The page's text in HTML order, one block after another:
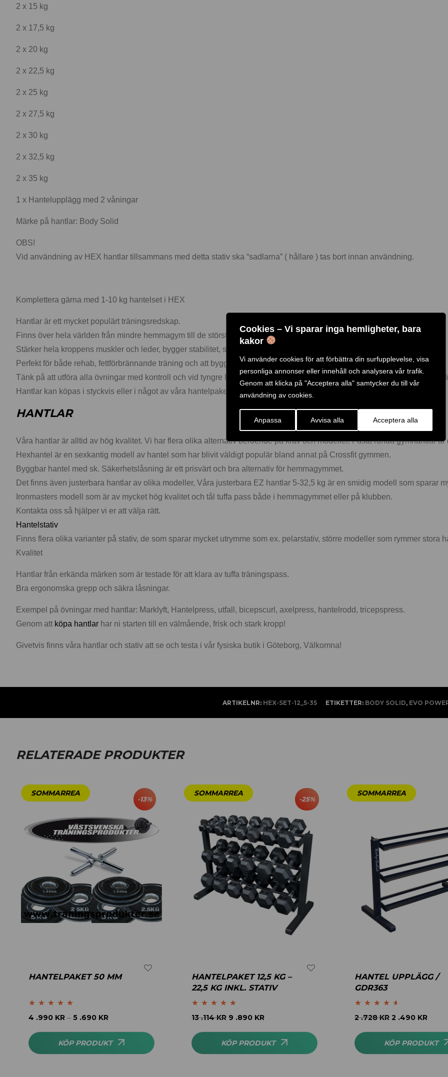
Cookies – Vi sparar inga hemligheter, bara
kakor
Vi använder cookies för att förbättra din surfupplevelse, visa
personliga annonser eller innehåll och analysera vår trafik.
Genom att klicka på "Acceptera alla" samtycker du till vår
användning av cookies.
Anpassa Avvisa alla Acceptera alla
2 x 15 kg
2 x 17,5 kg
2 x 20 kg
2 x 22,5 kg
2 x 25 kg
2 x 27,5 kg
2 x 30 kg
2 x 32,5 kg
2 x 35 kg
1 x Hantelupplägg med 2 våningar
Märke på hantlar: Body Solid
OBS!
Vid användning av HEX hantlar tillsammans med detta stativ ska “sadlarna” ( hållare ) tas bort innan användning.
Komplettera gärna med 1-10 kg hantelset i HEX
Hantlar är ett mycket populärt träningsredskap.
Finns över hela världen från mindre hemmagym till de största kommersiella gymmen.
Stärker hela kroppens muskler och leder, bygger stabilitet, styrka och muskler.
Perfekt för både rehab, fettförbrännande träning och att bygga styrka/muskler.
Tänk på att utföra alla övningar med kontroll och vid tyngre lyft kan med fördel ett träningsbälte användas för att skona
Hantlar kan köpas i styckvis eller i något av våra hantelpaket.
HANTLAR
Våra hantlar är alltid av hög kvalitet. Vi har flera olika alternativ beroende på krav och modeller. Fasta runda gymhantlar
Hexhantel är en sexkantig modell av hantel som har blivit väldigt populär bland annat på Crossfit gymmen.
Byggbar hantel med sk. Säkerhetslåsning är ett prisvärt och bra alternativ för hemmagymmet.
Det finns även justerbara hantlar av olika modeller, Våra justerbara EZ hantlar 5-32,5 kg är en smidig modell som sparar
Ironmasters modell som är av mycket hög kvalitet och tål tuffa pass både i hemmagymmet eller på klubben.
Kontakta oss så hjälper vi er att välja rätt.
Hantelstativ
Finns flera olika varianter på stativ, de som sparar mycket utrymme som ex. pelarstativ, större modeller som rymmer stora
Kvalitet
Hantlar från erkända märken som är testade för att klara av tuffa träningspass.
Bra ergonomska grepp och säkra låsningar.
Exempel på övningar med hantlar: Marklyft, Hantelpress, utfall, bicepscurl, axelpress, hantelrodd, tricepspress.
Genom att köpa hantlar har ni starten till en välmående, frisk och stark kropp!
Givetvis finns våra hantlar och stativ att se och testa i vår fysiska butik i Göteborg, Välkomna!
ARTIKELNR: HEX-SET-12_5-35 ETIKETTER: BODY SOLID, EVO
RELATERADE PRODUKTER
-13%
HANTELPAKET 50 MM
Betygsatt5.00
4 .990 KR – 5 .690 KR
KÖP PRODUKT
-25%
HANTELPAKET 12,5 KG –
22,5 KG INKL. STATIV
Betygsatt4.83
13 .114KR 9 .890 KR
KÖP PRODUKT
HANTEL UPPLÄGG /
GDR363
Betygsatt
2 .728KR 2 .490 KR
KÖP PRODUKT